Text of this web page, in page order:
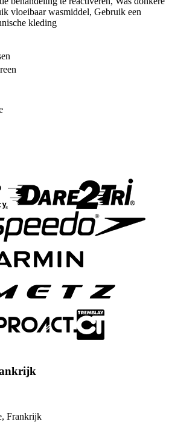
vloeibaar wasmiddel, Gebruik een
kleding
Frankrijk